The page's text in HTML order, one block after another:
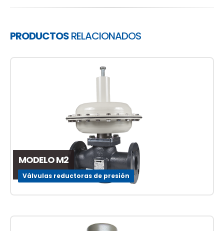
PRODUCTOSRELACIONADOS
MODELO M2
Válvulas reductoras de presión